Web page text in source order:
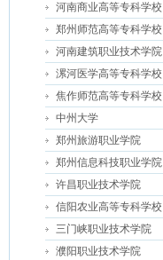
河南商业高等专科学校
郑州师范高等专科学校
河南建筑职业技术学院
漯河医学高等专科学校
焦作师范高等专科学校
中州大学
郑州旅游职业学院
郑州信息科技职业学院
许昌职业技术学院
信阳农业高等专科学校
三门峡职业技术学院
濮阳职业技术学院